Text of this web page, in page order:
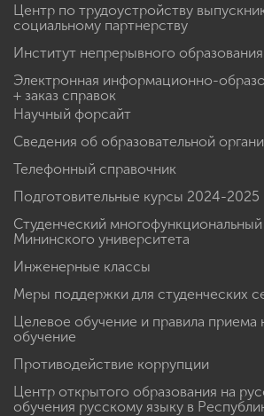
Центр по трудоустройству
социальному партнерству
Институт непрерывного образования
Электронная информационно-
+ заказ справок
Научный форсайт
Сведения об образовательной
Телефонный справочник
Подготовительные курсы 2024-2025
Студенческий
Мининского университета
Инженерные классы
Меры поддержки для студенческих
Целевое обучение и правила приема
обучение
Противодействие коррупции
Центр открытого образования на
обучения русскому языку в